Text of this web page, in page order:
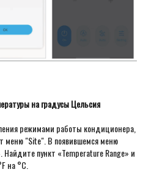
на градусы Цельсия
режимами работы кондиционера,
меню "Site". В появившемся меню
пункт «Temperature Range» и
на °C.